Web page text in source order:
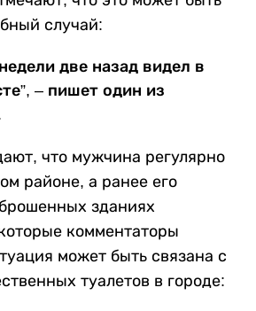
случай:
две назад видел в
– пишет один из
что мужчина регулярно
районе, а ранее его
зданиях
комментаторы
может быть связана с
туалетов в городе: